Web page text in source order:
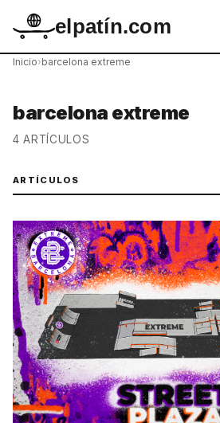
elpatín.com
Inicio›barcelona extreme
barcelona extreme
4 ARTÍCULOS
ARTÍCULOS